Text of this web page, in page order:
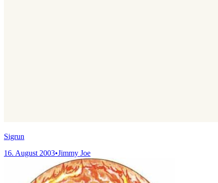
Sigrun
16. August 2003•Jimmy Joe